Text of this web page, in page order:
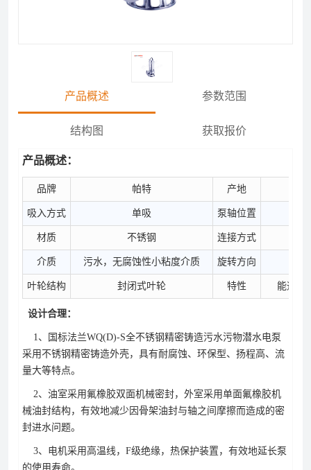
产品概述 参数范围
结构图 获取报价
产品概述：
品牌 帕特 产地
吸入方式 单吸 泵轴位置
材质 不锈钢 连接方式
介质 污水，无腐蚀性小粘度介质 旋转方向
叶轮结构 封闭式叶轮 特性 能通过
设计合理：
1、国标法兰WQ(D)-S全不锈钢精密铸造污水污物潜水电泵
采用不锈钢精密铸造外壳，具有耐腐蚀、环保型、扬程高、流
量大等特点。
2、油室采用氟橡胶双面机械密封，外室采用单面氟橡胶机
械油封结构，有效地减少因骨架油封与轴之间摩擦而造成的密
封进水问题。
3、电机采用高温线，F级绝缘，热保护装置，有效地延长泵
的使用寿命。